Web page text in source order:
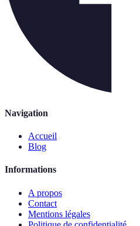
Navigation
Accueil
Blog
Informations
A propos
Contact
Mentions légales